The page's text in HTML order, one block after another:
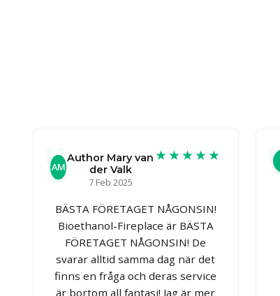
AM
Author Mary van
der Valk
7 Feb 2025
★★★★★
BÄSTA FÖRETAGET NÅGONSIN!
Bioethanol-Fireplace är BÄSTA
FÖRETAGET NÅGONSIN! De
svarar alltid samma dag när det
finns en fråga och deras service
är bortom all fantasi! Jag är mer